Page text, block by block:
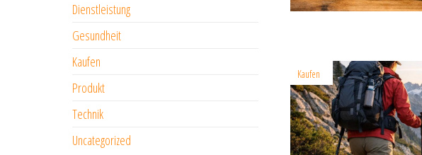
Kaufen
Dienstleistung
Gesundheit
Kaufen
Produkt
Technik
Uncategorized